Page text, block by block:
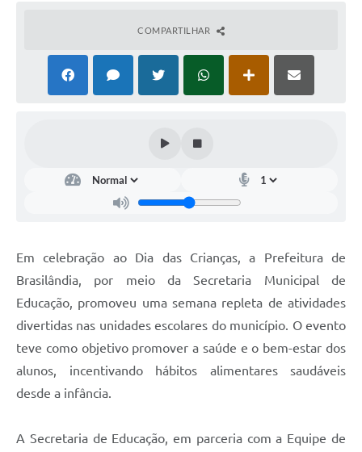
COMPARTILHAR
Em celebração ao Dia das Crianças, a Prefeitura de
Brasilândia, por meio da Secretaria Municipal de
Educação, promoveu uma semana repleta de atividades
divertidas nas unidades escolares do município. O evento
teve como objetivo promover a saúde e o bem-estar dos
alunos, incentivando hábitos alimentares saudáveis
desde a infância.
A Secretaria de Educação, em parceria com a Equipe de